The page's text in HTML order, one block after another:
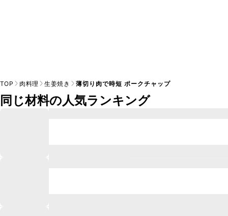
TOP 肉料理 生姜焼き 薄切り肉で時短 ポークチャップ
同じ材料の人気ランキング